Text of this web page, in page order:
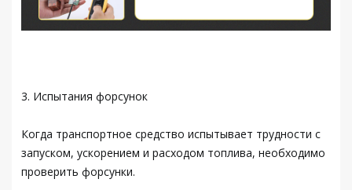
3. Испытания форсунок
Когда транспортное средство испытывает трудности с
запуском, ускорением и расходом топлива, необходимо
проверить форсунки.